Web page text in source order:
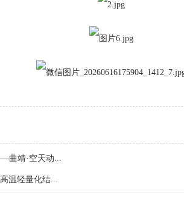
曲靖·空天动...
温轻量化结...